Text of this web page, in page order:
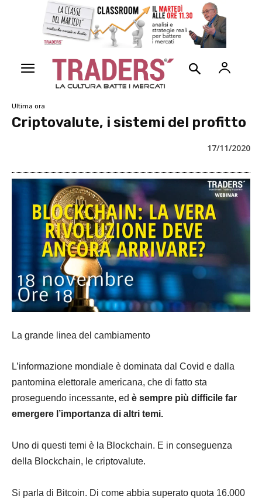
Ultima ora
Criptovalute, i sistemi del profitto
17/11/2020
La grande linea del cambiamento
L’informazione mondiale è dominata dal Covid e dalla
pantomina elettorale americana, che di fatto sta
proseguendo incessante, ed è sempre più difficile far
emergere l’importanza di altri temi.
Uno di questi temi è la Blockchain. E in conseguenza
della Blockchain, le criptovalute.
Si parla di Bitcoin. Di come abbia superato quota 16.000